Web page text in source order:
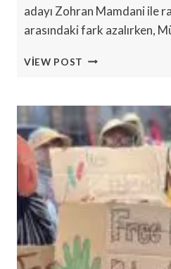
adayı Zohran Mamdani ile
arasındaki fark azalırken,
VIEW POST ZOHRAN
MÜSLÜMAN
PAYLAŞIMLAR
YÜZDE
450
ARTIŞ
GÖSTERDI